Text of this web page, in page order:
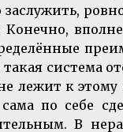
заслужить,
Конечно,
такая система
лежит к
по себе
В